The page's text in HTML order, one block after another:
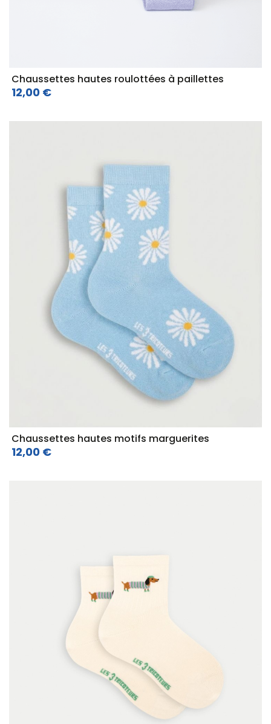
Chaussettes hautes roulottées à paillettes
12,00 €
Chaussettes hautes motifs marguerites
12,00 €